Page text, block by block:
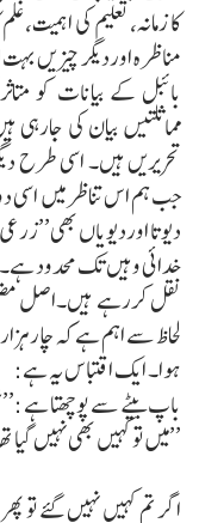
کا زمانہ، تعلیم کی
مناظرہ اوردیگر چیزیں
بائبل کے بیانات کو
مماثلتیں بیان کی جارہی
تحریریں ہیں۔ اسی طرح
جب ہم اس تناظر میں اسی
دیوتا اوردیویاں
خدائی وہیں تک محدود ہے۔
نقل کررہے ہیں۔اصل
لحاظ سے اہم ہے کہ چار
ہوا۔ ایک اقتباس یہ ہے:
باپ بیٹے سے پوچھتا ہے
’’میں تو کہیں بھی نہیں گیا
اگر تم کہیں نہیں گئے تو